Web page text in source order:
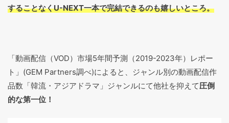
することなくU-NEXT一本で完結できるのも嬉しいところ。
「動画配信（VOD）市場5年間予測（2019-2023年）レポー
ト」(GEM Partners調べ)によると、ジャンル別の動画配信作
品数「韓流・アジアドラマ」ジャンルにて他社を抑えて圧倒
的な第一位！